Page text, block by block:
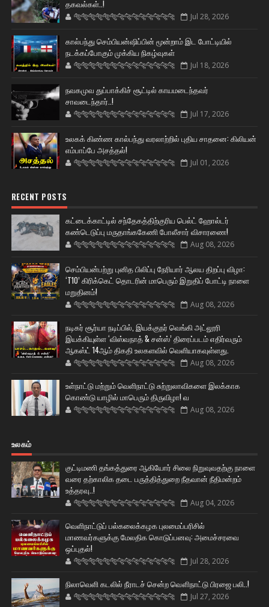
தகவல்கள்..!
🐅🐅🐅🐅🐅🐅🐆🐆🐆🐆🐆🐆🐆🐆 Jul 28, 2026
கால்பந்து செம்பியன்ஷிப்பின் மூன்றாம் இட போட்டியில்
நடக்கப்போகும் முக்கிய நிகழ்வுகள்
🐅🐅🐅🐅🐅🐅🐆🐆🐆🐆🐆🐆🐆🐆 Jul 18, 2026
நவகமுவ துப்பாக்கிச் சூட்டில் காயமடைந்தவர்
சாவடைந்தார்..!
🐅🐅🐅🐅🐅🐅🐆🐆🐆🐆🐆🐆🐆🐆 Jul 17, 2026
உலகக் கிண்ண கால்பந்து வரலாற்றில் புதிய சாதனை: கிலியன்
எம்பாப்பே அசத்தல்!
🐅🐅🐅🐅🐅🐅🐆🐆🐆🐆🐆🐆🐆🐆 Jul 01, 2026
RECENT POSTS
கட்டைக்காட்டில் சந்தேகத்திற்குரிய பெல்ட் ஹோல்டர்
கண்டெடுப்பு மருதாங்ககேணி போலீசார் விசாரணை!
🐅🐅🐅🐅🐅🐅🐆🐆🐆🐆🐆🐆🐆🐆 Aug 08, 2026
செம்பியன்பற்று புனித பிலிப்பு நேரியார் ஆலய திறப்பு விழா:
‘T10’ கிரிக்கெட் தொடரின் மாபெரும் இறுதிப் போட்டி நாளை
மறுதினம்!
🐅🐅🐅🐅🐅🐅🐆🐆🐆🐆🐆🐆🐆🐆 Aug 08, 2026
நடிகர் சூர்யா நடிப்பில், இயக்குநர் வெங்கி அட்லூரி
இயக்கியுள்ள ‘விஸ்வநாத் & சன்ஸ்’ திரைப்படம் எதிர்வரும்
ஆகஸ்ட் 14ஆம் திகதி உலகளவில் வெளியாகவுள்ளது.
🐅🐅🐅🐅🐅🐅🐆🐆🐆🐆🐆🐆🐆🐆 Aug 08, 2026
உள்நாட்டு மற்றும் வெளிநாட்டு சுற்றுலாவிகளை இலக்காக
கொண்டு யாழில் மாபெரும் திருவிழா! வ
🐅🐅🐅🐅🐅🐅🐆🐆🐆🐆🐆🐆🐆🐆 Aug 08, 2026
உலகம்
குட்டிமணி தங்கத்துரை ஆகியோர் சிலை நிறுவுவதற்கு நாளை
வரை தற்காலிக தடை பருத்தித்துறை நீதவான் நீதிமன்றம்
உத்தரவு..!
🐅🐅🐅🐅🐅🐅🐆🐆🐆🐆🐆🐆🐆🐆 Aug 04, 2026
வெளிநாட்டுப் பல்கலைக்கழக புலமைப்பரிசில்
மாணவர்களுக்கு மேலதிக கொடுப்பனவு: அமைச்சரவை
ஒப்புதல்!
🐅🐅🐅🐅🐅🐅🐆🐆🐆🐆🐆🐆🐆🐆 Jul 28, 2026
நிலாவெளி கடலில் நீராடச் சென்ற வௌிநாட்டு பிரஜை பலி..!
🐅🐅🐅🐅🐅🐅🐆🐆🐆🐆🐆🐆🐆🐆 Jul 27, 2026